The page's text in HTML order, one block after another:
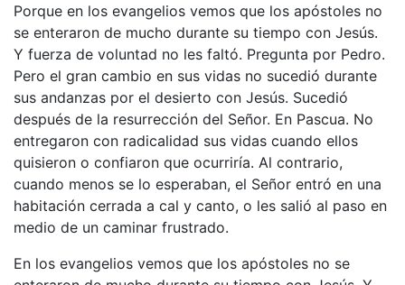
Porque en los evangelios vemos que los apóstoles no
se enteraron de mucho durante su tiempo con Jesús.
Y fuerza de voluntad no les faltó. Pregunta por Pedro.
Pero el gran cambio en sus vidas no sucedió durante
sus andanzas por el desierto con Jesús. Sucedió
después de la resurrección del Señor. En Pascua. No
entregaron con radicalidad sus vidas cuando ellos
quisieron o confiaron que ocurriría. Al contrario,
cuando menos se lo esperaban, el Señor entró en una
habitación cerrada a cal y canto, o les salió al paso en
medio de un caminar frustrado.
En los evangelios vemos que los apóstoles no se